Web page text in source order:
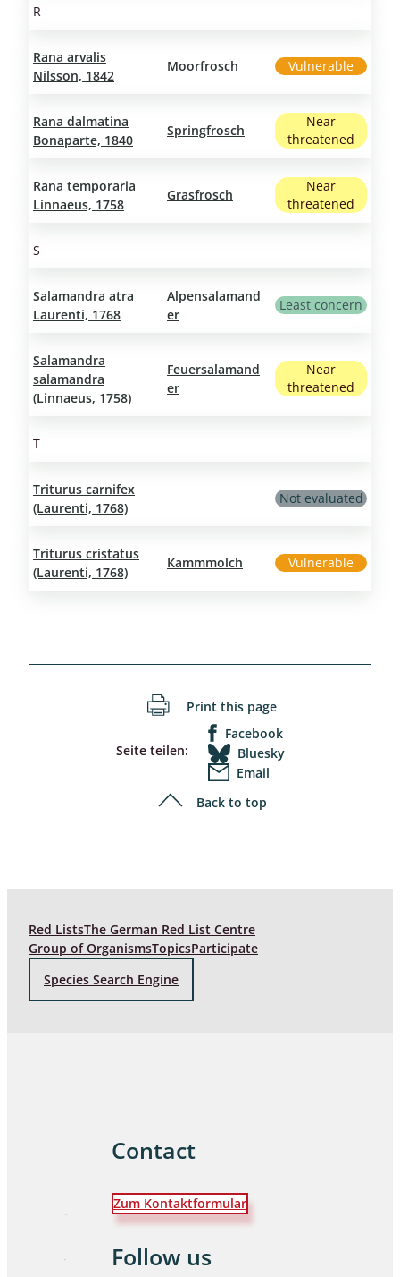
R
Rana arvalis
Nilsson, 1842
Moorfrosch Vulnerable
Rana dalmatina
Bonaparte, 1840
Springfrosch
Near
threatened
Rana temporaria
Linnaeus, 1758
Grasfrosch
Near
threatened
S
Salamandra atra
Laurenti, 1768
Alpensalamand
er
Least concern
Salamandra
salamandra
(Linnaeus, 1758)
Feuersalamand
er
Near
threatened
T
Triturus carnifex
(Laurenti, 1768)
Not evaluated
Triturus cristatus
(Laurenti, 1768)
Kammmolch Vulnerable
Print this page
Seite teilen:
Facebook
Bluesky
Email
Back to top
Red ListsThe German Red List Centre
Group of OrganismsTopicsParticipate
Species Search Engine
Contact
Zum Kontaktformular
Follow us